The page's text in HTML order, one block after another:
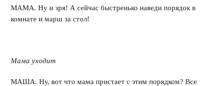
МАМА. Ну и зря! А сейчас быстренько наведи порядок в
комнате и марш за стол!
Мама уходит
МАША. Ну, вот что мама пристает с этим порядком? Все